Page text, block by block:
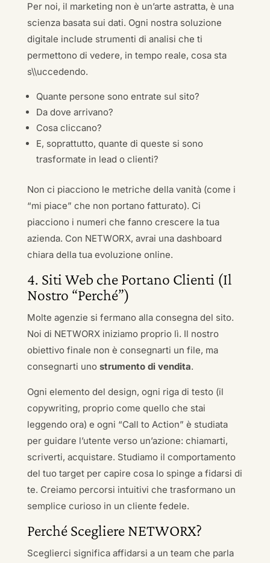
Per noi, il marketing non è un’arte astratta, è una
scienza basata sui dati. Ogni nostra soluzione
digitale include strumenti di analisi che ti
permettono di vedere, in tempo reale, cosa sta
s\\uccedendo.
Quante persone sono entrate sul sito?
Da dove arrivano?
Cosa cliccano?
E, soprattutto, quante di queste si sono
trasformate in lead o clienti?
Non ci piacciono le metriche della vanità (come i
“mi piace” che non portano fatturato). Ci
piacciono i numeri che fanno crescere la tua
azienda. Con NETWORX, avrai una dashboard
chiara della tua evoluzione online.
4. Siti Web che Portano Clienti (Il
Nostro “Perché”)
Molte agenzie si fermano alla consegna del sito.
Noi di NETWORX iniziamo proprio lì. Il nostro
obiettivo finale non è consegnarti un file, ma
consegnarti uno strumento di vendita.
Ogni elemento del design, ogni riga di testo (il
copywriting, proprio come quello che stai
leggendo ora) e ogni “Call to Action” è studiata
per guidare l’utente verso un’azione: chiamarti,
scriverti, acquistare. Studiamo il comportamento
del tuo target per capire cosa lo spinge a fidarsi di
te. Creiamo percorsi intuitivi che trasformano un
semplice curioso in un cliente fedele.
Perché Scegliere NETWORX?
Sceglierci significa affidarsi a un team che parla